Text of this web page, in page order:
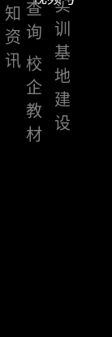
知
资
讯
查
询
校
企
教
材
实
训
基
地
建
设